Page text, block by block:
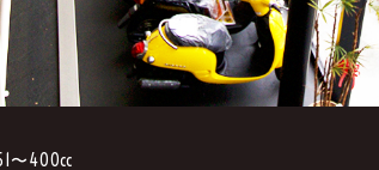
〜400cc